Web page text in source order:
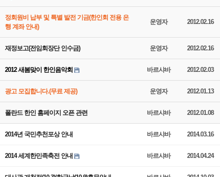
정회원비 납부 및 특별 발전 기금(한인회 전용 은
행 계좌 안내)
운영자 2012.02.16
재정보고(전임회장단 인수금) 운영자 2012.02.16
2012 새봄맞이 한인음악회 바르샤바 2012.02.03
광고 모집합니다.(무료 제공) 운영자 2012.01.13
폴란드 한인 홈페이지 오픈 관련 바르샤바 2012.01.08
2014년 국민추천포상 안내 바르샤바 2014.03.16
2014 세계한민족축전 안내 바르샤바 2014.04.24